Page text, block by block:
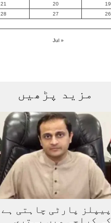
19
20
21
26
27
28
« Jul
مزید پڑھیں
پیپلز پارٹی چاہتی ہے
کہ کراچی میں بہتری